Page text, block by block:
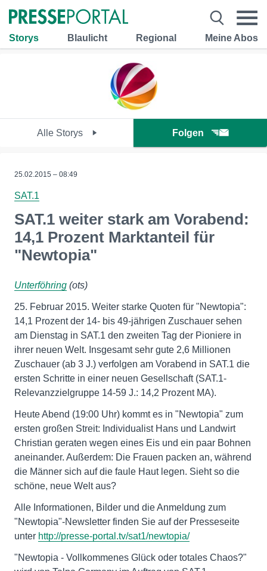
Storys Blaulicht Regional Meine Abos
Alle Storys Folgen
25.02.2015 – 08:49
SAT.1
SAT.1 weiter stark am Vorabend:
14,1 Prozent Marktanteil für
"Newtopia"
Unterföhring (ots)
25. Februar 2015. Weiter starke Quoten für "Newtopia":
14,1 Prozent der 14- bis 49-jährigen Zuschauer sehen
am Dienstag in SAT.1 den zweiten Tag der Pioniere in
ihrer neuen Welt. Insgesamt sehr gute 2,6 Millionen
Zuschauer (ab 3 J.) verfolgen am Vorabend in SAT.1 die
ersten Schritte in einer neuen Gesellschaft (SAT.1-
Relevanzzielgruppe 14-59 J.: 14,2 Prozent MA).
Heute Abend (19:00 Uhr) kommt es in "Newtopia" zum
ersten großen Streit: Individualist Hans und Landwirt
Christian geraten wegen eines Eis und ein paar Bohnen
aneinander. Außerdem: Die Frauen packen an, während
die Männer sich auf die faule Haut legen. Sieht so die
schöne, neue Welt aus?
Alle Informationen, Bilder und die Anmeldung zum
"Newtopia"-Newsletter finden Sie auf der Presseseite
unter http://presse-portal.tv/sat1/newtopia/
"Newtopia - Vollkommenes Glück oder totales Chaos?"